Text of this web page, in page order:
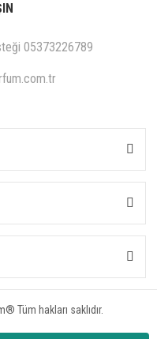
05373226789
Tüm hakları saklıdır.